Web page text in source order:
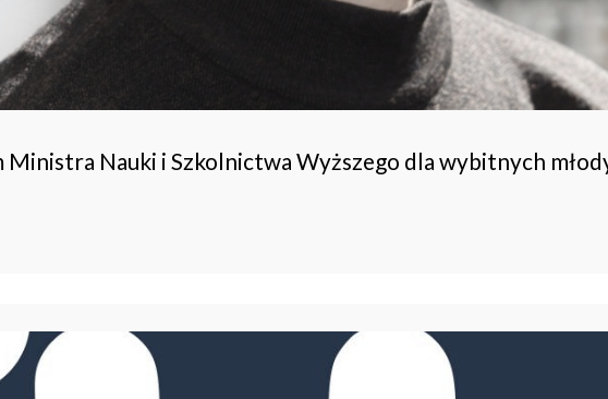
Nauki i Szkolnictwa Wyższego dla wybitnych